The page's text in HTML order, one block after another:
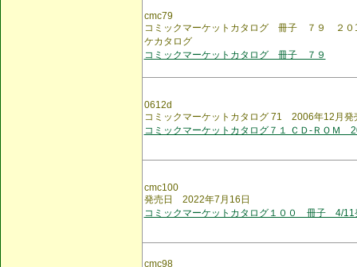
cmc79
コミックマーケットカタログ 冊子 ７９ ２
ケカタログ
コミックマーケットカタログ 冊子 ７９
0612d
コミックマーケットカタログ 71 2006年12月発
コミックマーケットカタログ７１ ＣＤ-ＲＯＭ
cmc100
発売日 2022年7月16日
コミックマーケットカタログ１００ 冊子 4/11
cmc98